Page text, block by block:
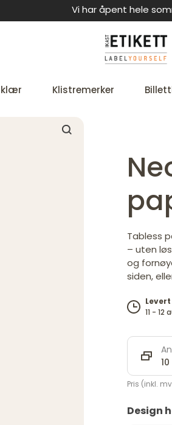
Vi har åpent hele
klær Klistremerker
Tabless
– uten
og
siden,
11 - 12
Pris (inkl.
Design